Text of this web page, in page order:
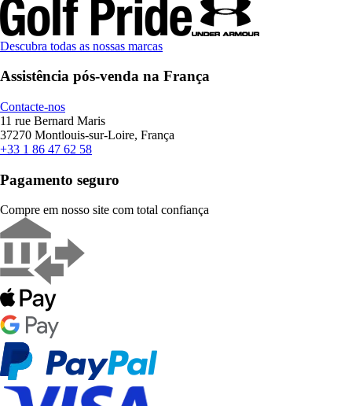
Descubra todas as nossas marcas
Assistência pós-venda na França
Contacte-nos
11 rue Bernard Maris
37270 Montlouis-sur-Loire, França
+33 1 86 47 62 58
Pagamento seguro
Compre em nosso site com total confiança